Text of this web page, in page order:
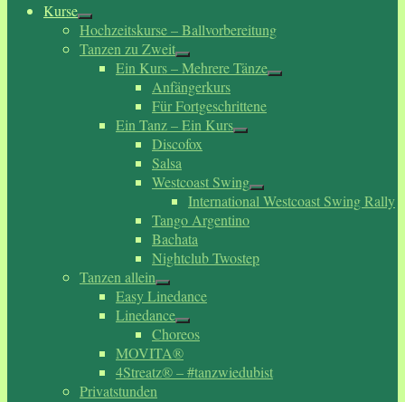
Kurse
Hochzeitskurse – Ballvorbereitung
Tanzen zu Zweit
Ein Kurs – Mehrere Tänze
Anfängerkurs
Für Fortgeschrittene
Ein Tanz – Ein Kurs
Discofox
Salsa
Westcoast Swing
International Westcoast Swing Rally
Tango Argentino
Bachata
Nightclub Twostep
Tanzen allein
Easy Linedance
Linedance
Choreos
MOVITA®
4Streatz® – #tanzwiedubist
Privatstunden